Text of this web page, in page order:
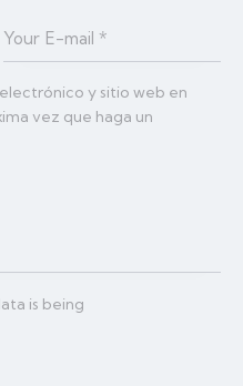
y sitio web en
vez que haga un
is being